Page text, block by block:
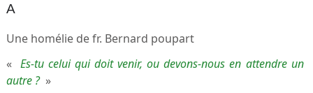
A
Une homélie de fr. Bernard poupart
« Es-tu celui qui doit venir, ou devons-nous en attendre un
autre ? »